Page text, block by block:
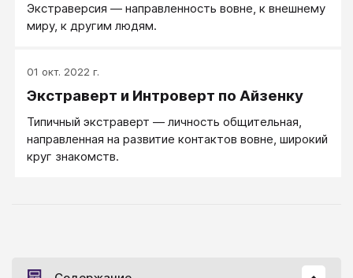
Экстраверсия ― направленность вовне, к внешнему
миру, к другим людям.
01 окт. 2022 г.
Экстраверт и Интроверт по Айзенку
Типичный экстраверт — личность общительная,
направленная на развитие контактов вовне, широкий
круг знакомств.